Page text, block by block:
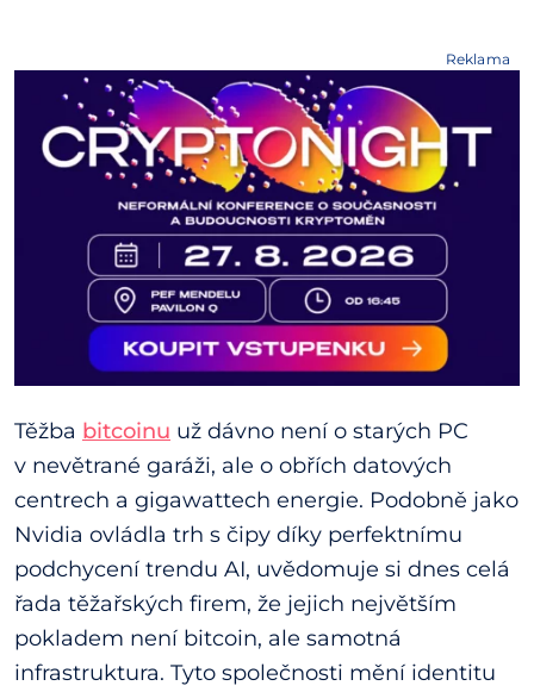
Reklama
Těžba bitcoinu už dávno není o starých PC
v nevětrané garáži, ale o obřích datových
centrech a gigawattech energie. Podobně jako
Nvidia ovládla trh s čipy díky perfektnímu
podchycení trendu AI, uvědomuje si dnes celá
řada těžařských firem, že jejich největším
pokladem není bitcoin, ale samotná
infrastruktura. Tyto společnosti mění identitu